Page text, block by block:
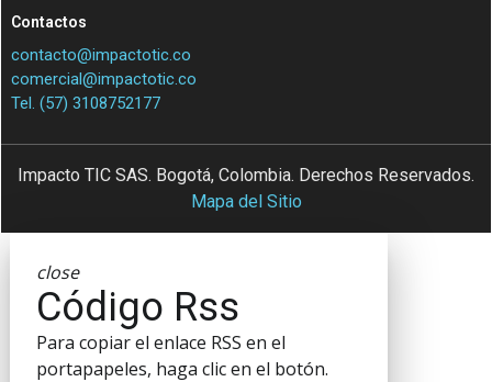
Contactos
contacto@impactotic.co
comercial@impactotic.co
Tel. (57) 3108752177
Impacto TIC SAS. Bogotá, Colombia. Derechos Reservados.
Mapa del Sitio
close
Código Rss
Para copiar el enlace RSS en el
portapapeles, haga clic en el botón.